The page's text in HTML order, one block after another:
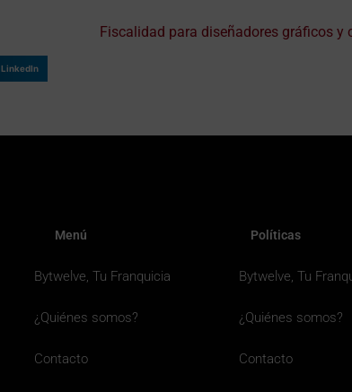
Fiscalidad para diseñadores gráficos y
LinkedIn
Menú
Bytwelve, Tu Franquicia
¿Quiénes somos?
Contacto
Políticas
Bytwelve, Tu
¿Quiénes somos?
Contacto